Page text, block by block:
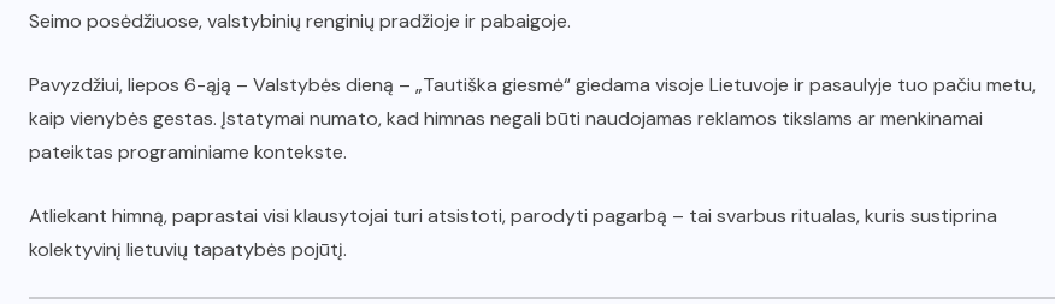
Seimo posėdžiuose, valstybinių renginių pradžioje ir pabaigoje.
Pavyzdžiui, liepos 6-ąją – Valstybės dieną – „Tautiška giesmė“ giedama visoje Lietuvoje ir pasaulyje tuo pačiu metu,
kaip vienybės gestas. Įstatymai numato, kad himnas negali būti naudojamas reklamos tikslams ar menkinamai
pateiktas programiniame kontekste.
Atliekant himną, paprastai visi klausytojai turi atsistoti, parodyti pagarbą – tai svarbus ritualas, kuris sustiprina
kolektyvinį lietuvių tapatybės pojūtį.